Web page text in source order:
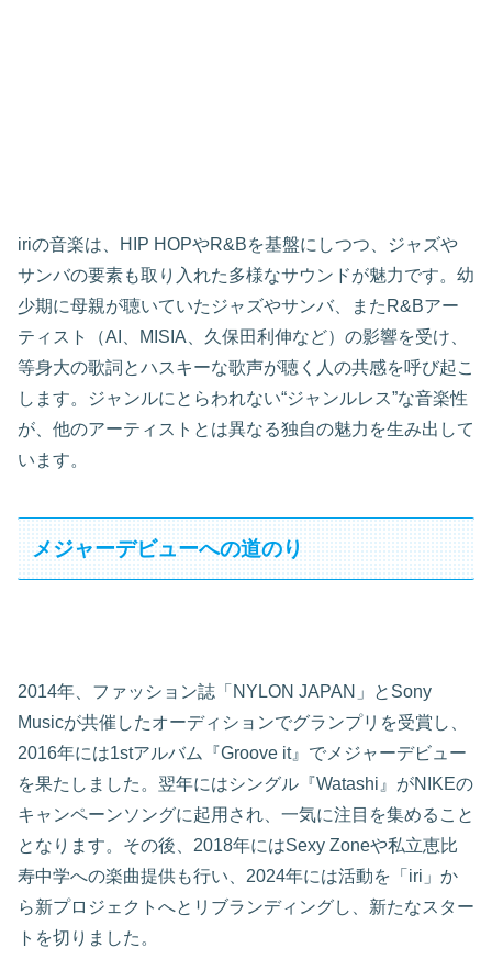
iriの音楽は、HIP HOPやR&Bを基盤にしつつ、ジャズや
サンバの要素も取り入れた多様なサウンドが魅力です。幼
少期に母親が聴いていたジャズやサンバ、またR&Bアー
ティスト（AI、MISIA、久保田利伸など）の影響を受け、
等身大の歌詞とハスキーな歌声が聴く人の共感を呼び起こ
します。ジャンルにとらわれない“ジャンルレス”な音楽性
が、他のアーティストとは異なる独自の魅力を生み出して
います。
メジャーデビューへの道のり
2014年、ファッション誌「NYLON JAPAN」とSony
Musicが共催したオーディションでグランプリを受賞し、
2016年には1stアルバム『Groove it』でメジャーデビュー
を果たしました。翌年にはシングル『Watashi』がNIKEの
キャンペーンソングに起用され、一気に注目を集めること
となります。その後、2018年にはSexy Zoneや私立恵比
寿中学への楽曲提供も行い、2024年には活動を「iri」か
ら新プロジェクトへとリブランディングし、新たなスター
トを切りました。